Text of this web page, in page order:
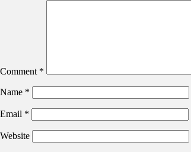
Comment *
Name *
Email *
Website